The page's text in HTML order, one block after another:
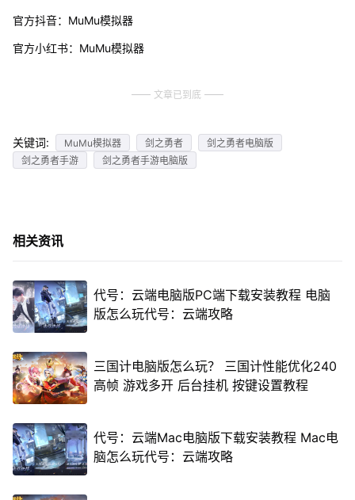
官方抖音：MuMu模拟器
官方小红书：MuMu模拟器
文章已到底
关键词: MuMu模拟器 剑之勇者
剑之勇者电脑版
剑之勇者手游
剑之勇者手游电脑版
相关资讯
代号：云端电脑版PC端下载安装教程 电脑
版怎么玩代号：云端攻略
三国计电脑版怎么玩？ 三国计性能优化240
高帧 游戏多开 后台挂机 按键设置教程
代号：云端Mac电脑版下载安装教程 Mac电
脑怎么玩代号：云端攻略